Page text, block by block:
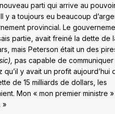
parti qui arrive au
y a toujours eu beaucoup
provincial. Le
partie, avait freiné la dette de
mais Peterson était un des
pas capable de communiquer
y avait un profit aujourd’hui
de 15 milliards de dollars, les
Mon « mon premier ministre »
»